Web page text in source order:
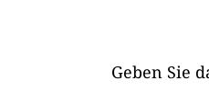
Geben Sie